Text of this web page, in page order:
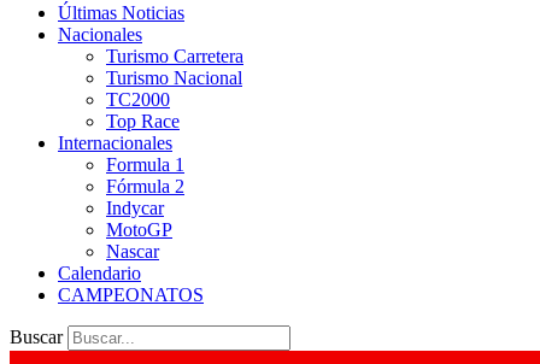
Últimas Noticias
Nacionales
Turismo Carretera
Turismo Nacional
TC2000
Top Race
Internacionales
Formula 1
Fórmula 2
Indycar
MotoGP
Nascar
Calendario
CAMPEONATOS
Buscar